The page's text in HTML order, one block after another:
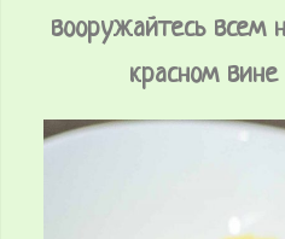
вооружайтесь всем
красном